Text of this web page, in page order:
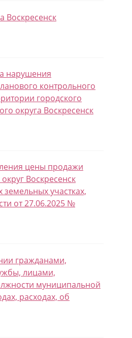
Воскресенск
нарушения
контрольного
городского
округа Воскресенск
цены продажи
Воскресенск
участках,
от 27.06.2025 №
гражданами,
лицами,
муниципальной
расходах, об